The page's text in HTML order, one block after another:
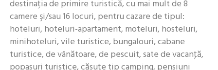
destinația de primire turistică, cu mai mult de 8
camere şi/sau 16 locuri, pentru cazare de tipul:
hoteluri, hoteluri-apartament, moteluri, hosteluri,
minihoteluri, vile turistice, bungalouri, cabane
turistice, de vânătoare, de pescuit, sate de vacanţă,